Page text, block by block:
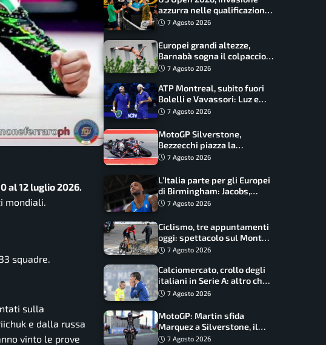
al 12 luglio 2026.
mondiali.
squadre.
sulla
e dalla russa
vinto le prove
azzurra nelle qualificazioni:
17 italiani a caccia del main
7 Agosto 2026
Europei grandi altezze,
Barnabà sogna il colpaccio:
è leader a metà gara, Baraldi
7 Agosto 2026
ATP Montreal, subito fuori
Bolelli e Vavassori: Luz e
Matos fermano gli azzurri
7 Agosto 2026
MotoGP Silverstone,
Bezzecchi piazza la
zampata: Aprilia domina,
7 Agosto 2026
L’Italia parte per gli Europei
di Birmingham: Jacobs,
Tamberi e Battocletti
record
7 Agosto 2026
Ciclismo, tre appuntamenti
oggi: spettacolo sul Mont
Ventoux, orari e come
7 Agosto 2026
Calciomercato, crollo degli
italiani in Serie A: altro che
svolta dopo il Mondiale
7 Agosto 2026
MotoGP: Martin sfida
Marquez a Silverstone, il
programma e gli orari
7 Agosto 2026